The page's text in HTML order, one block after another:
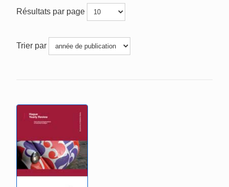
Résultats par page
Trier par